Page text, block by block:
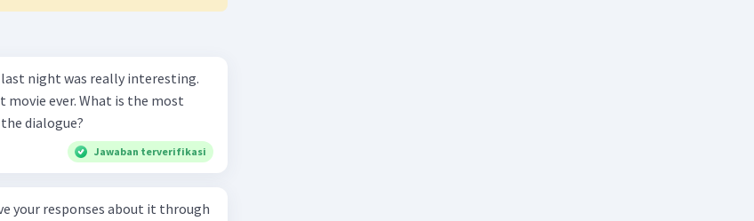
night was really interesting.
is the most
dialogue?
Jawaban terverifikasi
your responses about it through